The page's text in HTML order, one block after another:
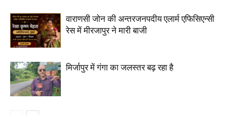
वाराणसी जोन की अन्तरजनपदीय एलार्म एफिसिएन्सी
रेस में मीरजापुर ने मारी बाजी
मिर्जापुर में गंगा का जलस्तर बढ़ रहा है